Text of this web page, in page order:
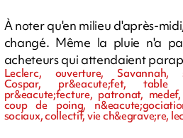
À noter qu'en milieu d'après-
changé. Même la pluie n'a
acheteurs qui attendaient
Leclerc, ouverture, Savannah,
Cospar, pr&eacute;fet,
pr&eacute;fecture, patronat,
coup de poing,
sociaux, collectif, vie ch&egrave;re,